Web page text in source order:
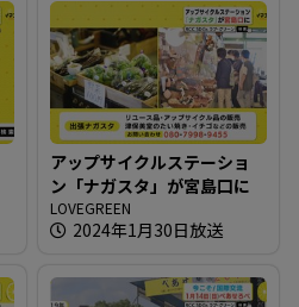
アップサイクルステーショ
ン「ナガスタ」が宮島口に
LOVEGREEN
2024年1月30日放送